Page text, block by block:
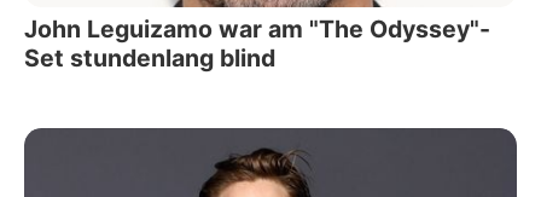
John Leguizamo war am "The Odyssey"-
Set stundenlang blind